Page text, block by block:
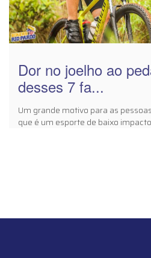
Dor no joelho ao
desses 7 fa...
Um grande motivo para as
que é um esporte de baixo